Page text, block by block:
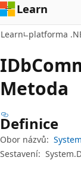
Learn
Learn platforma
IDb
Metoda
Definice
Obor názvů:
Sestavení: